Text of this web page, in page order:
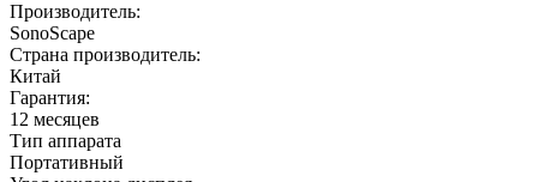
Производитель:
SonoScape
Страна производитель:
Китай
Гарантия:
12 месяцев
Тип аппарата
Портативный